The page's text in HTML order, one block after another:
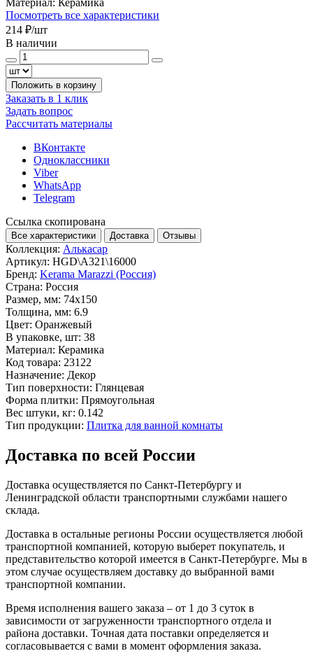
Посмотреть все характеристики
214 ₽/шт
В наличии
Положить в корзину
Заказать в 1 клик
Задать вопрос
Рассчитать материалы
ВКонтакте
Одноклассники
Viber
WhatsApp
Telegram
Ссылка скопирована
Все характеристики Доставка Отзывы
Коллекция: Алькасар
Артикул: HGD\A321\16000
Бренд: Kerama Marazzi (Россия)
Страна: Россия
Размер, мм: 74x150
Толщина, мм: 6.9
Цвет: Оранжевый
В упаковке, шт: 38
Материал: Керамика
Код товара: 23122
Назначение: Декор
Тип поверхности: Глянцевая
Форма плитки: Прямоугольная
Вес штуки, кг: 0.142
Тип продукции: Плитка для ванной комнаты
Доставка по всей России
Доставка осуществляется по Санкт-Петербургу и
Ленинградской области транспортными службами нашего
склада.
Доставка в остальные регионы России осуществляется любой
транспортной компанией, которую выберет покупатель, и
представительство которой имеется в Санкт-Петербурге. Мы в
этом случае осуществляем доставку до выбранной вами
транспортной компании.
Время исполнения вашего заказа – от 1 до 3 суток в
зависимости от загруженности транспортного отдела и
района доставки. Точная дата поставки определяется и
согласовывается с вами в момент оформления заказа.